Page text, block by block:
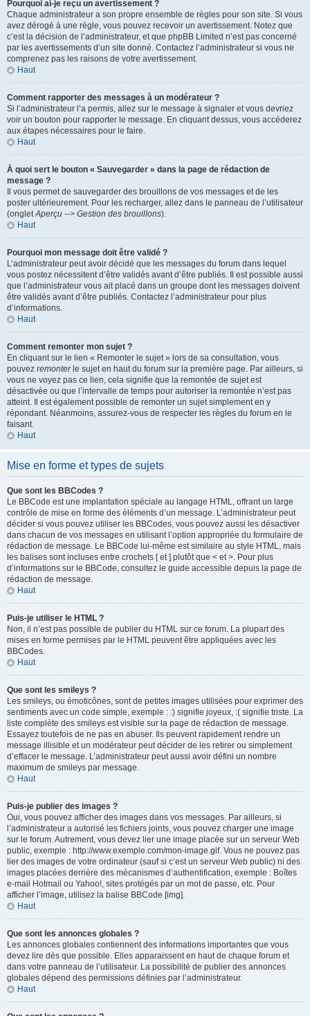
Pourquoi ai-je reçu un avertissement ?
Chaque administrateur a son propre ensemble de règles pour son site. Si vous
avez dérogé à une règle, vous pouvez recevoir un avertissement. Notez que
c’est la décision de l’administrateur, et que phpBB Limited n’est pas concerné
par les avertissements d’un site donné. Contactez l’administrateur si vous ne
comprenez pas les raisons de votre avertissement.
Haut
Comment rapporter des messages à un modérateur ?
Si l’administrateur l’a permis, allez sur le message à signaler et vous devriez
voir un bouton pour rapporter le message. En cliquant dessus, vous accéderez
aux étapes nécessaires pour le faire.
Haut
À quoi sert le bouton « Sauvegarder » dans la page de rédaction de
message ?
Il vous permet de sauvegarder des brouillons de vos messages et de les
poster ultérieurement. Pour les recharger, allez dans le panneau de l’utilisateur
(ongletAperçu --> Gestion des brouillons).
Haut
Pourquoi mon message doit être validé ?
L’administrateur peut avoir décidé que les messages du forum dans lequel
vous postez nécessitent d’être validés avant d’être publiés. Il est possible aussi
que l’administrateur vous ait placé dans un groupe dont les messages doivent
être validés avant d’être publiés. Contactez l’administrateur pour plus
d’informations.
Haut
Comment remonter mon sujet ?
En cliquant sur le lien « Remonter le sujet » lors de sa consultation, vous
pouvez remonterle sujet en haut du forum sur la première page. Par ailleurs, si
vous ne voyez pas ce lien, cela signifie que la remontée de sujet est
désactivée ou que l’intervalle de temps pour autoriser la remontée n’est pas
atteint. Il est également possible de remonter un sujet simplement en y
répondant. Néanmoins, assurez-vous de respecter les règles du forum en le
faisant.
Haut
Mise en forme et types de sujets
Que sont les BBCodes ?
Le BBCode est une implantation spéciale au langage HTML, offrant un large
contrôle de mise en forme des éléments d’un message. L’administrateur peut
décider si vous pouvez utiliser les BBCodes, vous pouvez aussi les désactiver
dans chacun de vos messages en utilisant l’option appropriée du formulaire de
rédaction de message. Le BBCode lui-même est similaire au style HTML, mais
les balises sont incluses entre crochets [ et ] plutôt que < et >. Pour plus
d’informations sur le BBCode, consultez le guide accessible depuis la page de
rédaction de message.
Haut
Puis-je utiliser le HTML ?
Non, il n’est pas possible de publier du HTML sur ce forum. La plupart des
mises en forme permises par le HTML peuvent être appliquées avec les
BBCodes.
Haut
Que sont les smileys ?
Les smileys, ou émoticônes, sont de petites images utilisées pour exprimer des
sentiments avec un code simple, exemple : :) signifie joyeux, :( signifie triste. La
liste complète des smileys est visible sur la page de rédaction de message.
Essayez toutefois de ne pas en abuser. Ils peuvent rapidement rendre un
message illisible et un modérateur peut décider de les retirer ou simplement
d’effacer le message. L’administrateur peut aussi avoir défini un nombre
maximum de smileys par message.
Haut
Puis-je publier des images ?
Oui, vous pouvez afficher des images dans vos messages. Par ailleurs, si
l’administrateur a autorisé les fichiers joints, vous pouvez charger une image
sur le forum. Autrement, vous devez lier une image placée sur un serveur Web
public, exemple : http://www.exemple.com/mon-image.gif. Vous ne pouvez pas
lier des images de votre ordinateur (sauf si c’est un serveur Web public) ni des
images placées derrière des mécanismes d’authentification, exemple : Boîtes
e-mail Hotmail ou Yahoo!, sites protégés par un mot de passe, etc. Pour
afficher l’image, utilisez la balise BBCode [img].
Haut
Que sont les annonces globales ?
Les annonces globales contiennent des informations importantes que vous
devez lire dès que possible. Elles apparaissent en haut de chaque forum et
dans votre panneau de l’utilisateur. La possibilité de publier des annonces
globales dépend des permissions définies par l’administrateur.
Haut